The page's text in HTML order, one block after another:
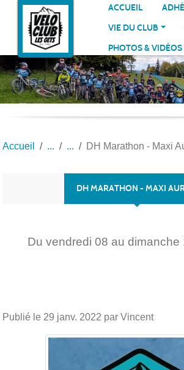
ACCUEIL
VIE DU CLUB
PHOTOS & VIDÉOS
Accueil DH Marathon - Maxi
DH MARATHON - MAXI
Du vendredi 08 au dimanche
Publié le 29 janv. 2022 par Vincent
Panneau de gestion des cookies